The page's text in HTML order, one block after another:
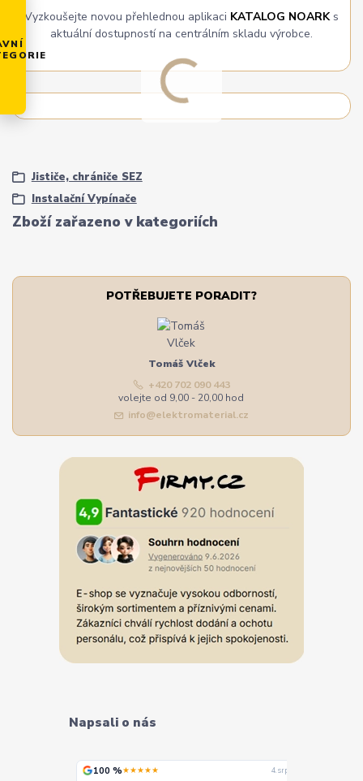
Vyzkoušejte novou přehlednou aplikaci KATALOG NOARKs
aktuální dostupností na centrálním skladu výrobce.
Zboží zařazeno v kategoriích
Jističe, chrániče SEZ
Instalační Vypínače
POTŘEBUJETE PORADIT?
Tomáš Vlček
+420 702 090 443
volejte od 9,00 - 20,00 hod
info@elektromaterial.cz
Napsali o nás
100 %★★★★★ 4. srpna